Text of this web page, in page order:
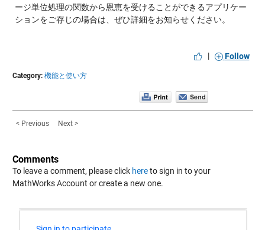
ージ単位処理の関数から恩恵を受けることができるアプリケー
ションをご存じの場合は、ぜひ詳細をお知らせください。
| Follow
Category: 機能と使い方
< Previous Next >
Comments
To leave a comment, please click hereto sign in to your
MathWorks Account or create a new one.